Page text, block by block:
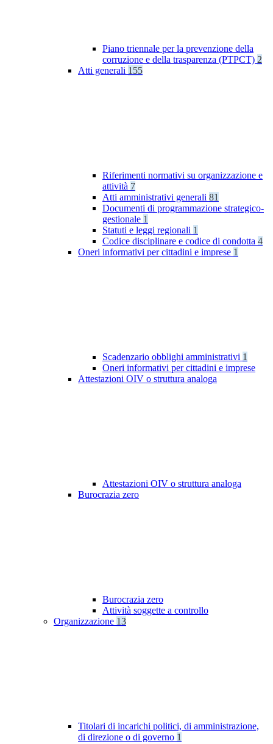
Piano triennale per la prevenzione della
corruzione e della trasparenza (PTPCT) 2
Atti generali 155
Riferimenti normativi su organizzazione e
attività 7
Atti amministrativi generali 81
Documenti di programmazione strategico-
gestionale 1
Statuti e leggi regionali 1
Codice disciplinare e codice di condotta 4
Oneri informativi per cittadini e imprese 1
Scadenzario obblighi amministrativi 1
Oneri informativi per cittadini e imprese
Attestazioni OIV o struttura analoga
Attestazioni OIV o struttura analoga
Burocrazia zero
Burocrazia zero
Attività soggette a controllo
Organizzazione 13
Titolari di incarichi politici, di amministrazione,
di direzione o di governo 1